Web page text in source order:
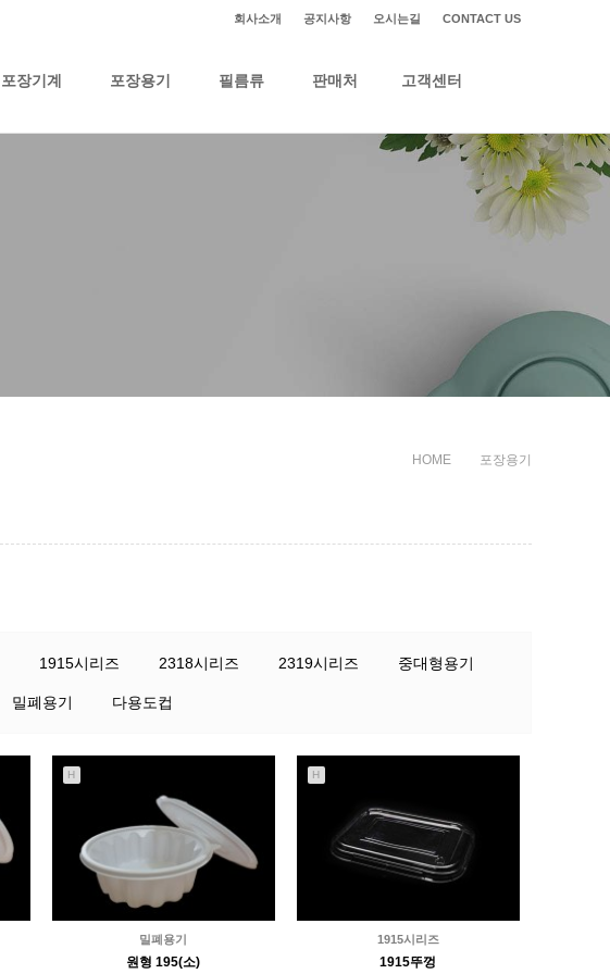
CONTACT US
오시는길
공지사항
회사소개
포장기계 포장용기 필름류 판매처 고객센터
HOME 포장용기
1915시리즈 2318시리즈 2319시리즈 중대형용기
밀폐용기 다용도컵
H
밀폐용기
원형 195(소)
H
1915시리즈
1915뚜껑